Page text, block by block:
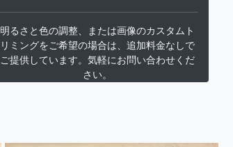
明るさと色の調整、または画像のカスタムト
リミングをご希望の場合は、追加料金なしで
ご提供しています。気軽にお問い合わせくだ
さい。